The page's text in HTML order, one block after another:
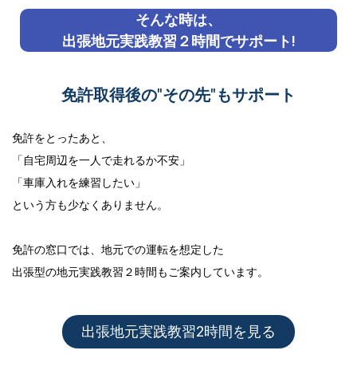
そんな時は、
出張地元実践教習２時間でサポート!
免許取得後の"その先"もサポート
免許をとったあと、
「自宅周辺を一人で走れるか不安」
「車庫入れを練習したい」
という方も少なくありません。
免許の窓口では、地元での運転を想定した
出張型の地元実践教習２時間 もご案内しています。
出張地元実践教習2時間を見る